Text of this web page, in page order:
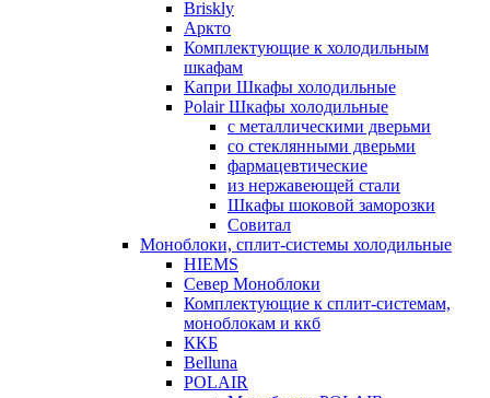
Briskly
Аркто
Комплектующие к холодильным
шкафам
Капри Шкафы холодильные
Polair Шкафы холодильные
с металлическими дверьми
со стеклянными дверьми
фармацевтические
из нержавеющей стали
Шкафы шоковой заморозки
Совитал
Моноблоки, сплит-системы холодильные
HIEMS
Север Моноблоки
Комплектующие к сплит-системам,
моноблокам и ккб
ККБ
Belluna
POLAIR